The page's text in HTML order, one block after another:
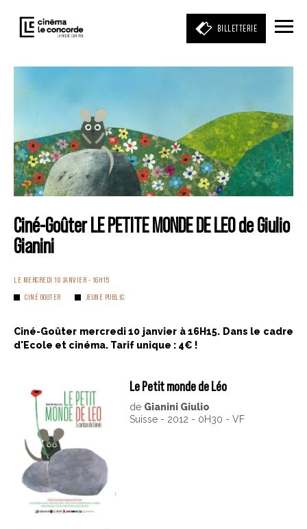
BILLETTERIE
Entrez votre mot clé
(film, réalisateur, acteur, événement)
Ciné-Goûter LE PETITE MONDE DE LEO de Giulio
Gianini
LE MERCREDI 10 JANVIER - 16H15
CINÉ GOUTER
JEUNE PUBLIC
Ciné-Goûter mercredi 10 janvier à 16H15. Dans le cadre
d'Ecole et cinéma. Tarif unique : 4€ !
Le Petit monde de Léo
de Gianini Giulio
Suisse - 2012 - 0H30 - VF